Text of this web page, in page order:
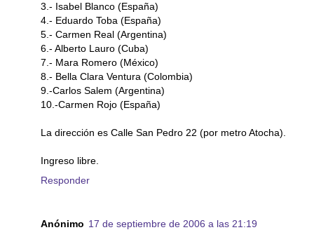
3.- Isabel Blanco (España)
4.- Eduardo Toba (España)
5.- Carmen Real (Argentina)
6.- Alberto Lauro (Cuba)
7.- Mara Romero (México)
8.- Bella Clara Ventura (Colombia)
9.-Carlos Salem (Argentina)
10.-Carmen Rojo (España)
La dirección es Calle San Pedro 22 (por metro Atocha).
Ingreso libre.
Responder
Anónimo 17 de septiembre de 2006 a las 21:19